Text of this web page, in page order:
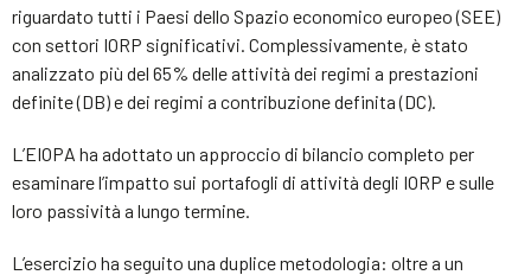
riguardato tutti i Paesi dello Spazio economico europeo (SEE)
con settori IORP significativi. Complessivamente, è stato
analizzato più del 65% delle attività dei regimi a prestazioni
definite (DB) e dei regimi a contribuzione definita (DC).
L’EIOPA ha adottato un approccio di bilancio completo per
esaminare l’impatto sui portafogli di attività degli IORP e sulle
loro passività a lungo termine.
L’esercizio ha seguito una duplice metodologia: oltre a un